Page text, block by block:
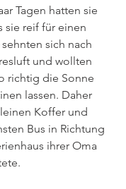
Tagen hatten sie
sie reif für einen
sich nach
und wollten
richtig die Sonne
lassen. Daher
Koffer und
Bus in Richtung
ihrer Oma